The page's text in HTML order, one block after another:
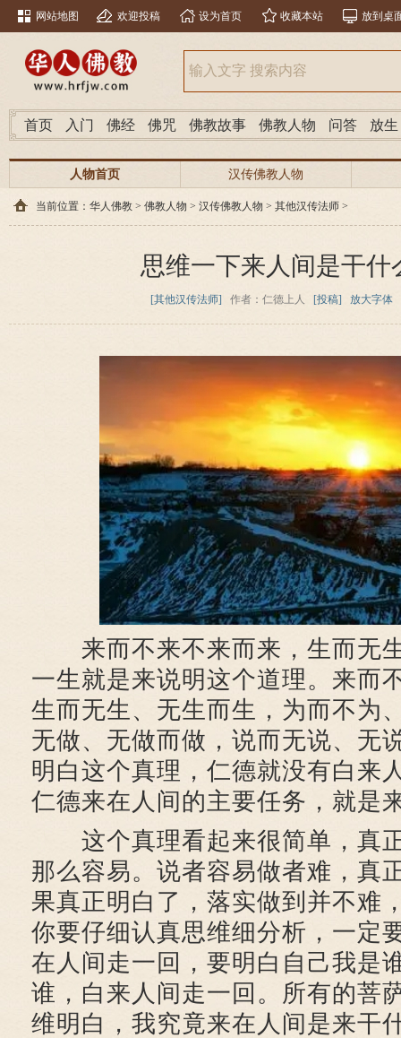
网站地图 欢迎投稿 设为首页 收藏本站 放到桌
首页 入门 佛经 佛咒 佛教故事 佛教人物 问答 放生
人物首页 汉传佛教人物
当前位置： 华人佛教 > 佛教人物 > 汉传佛教人物 > 其他汉传法师 >
思维一下来人间是干什
[其他汉传法师] 作者：仁德上人 [投稿] 放大字体
来而不来不来而来，生而无
一生就是来说明这个道理。来而
生而无生、无生而生，为而不为
无做、无做而做，说而无说、无
明白这个真理，仁德就没有白来
仁德来在人间的主要任务，就是
这个真理看起来很简单，真
那么容易。说者容易做者难，真
果真正明白了，落实做到并不难
你要仔细认真思维细分析，一定
在人间走一回，要明白自己我是
谁，白来人间走一回。所有的菩
维明白，我究竟来在人间是来干